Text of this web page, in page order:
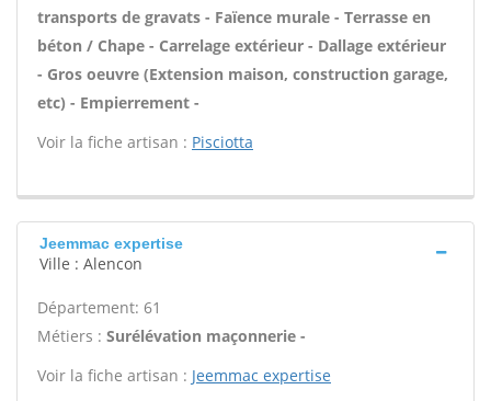
transports de gravats - Faïence murale - Terrasse en
béton / Chape - Carrelage extérieur - Dallage extérieur
- Gros oeuvre (Extension maison, construction garage,
etc) - Empierrement -
Voir la fiche artisan : Pisciotta
Jeemmac expertise
Ville : Alencon
Département: 61
Métiers : Surélévation maçonnerie -
Voir la fiche artisan : Jeemmac expertise